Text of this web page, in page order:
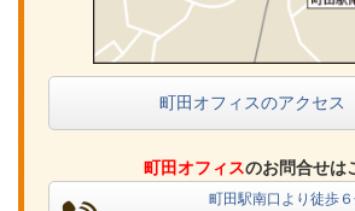
町田オフィスのアクセス
町田オフィスのお問合せは
町田駅南口より徒歩